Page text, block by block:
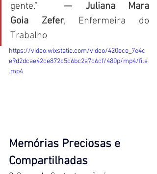
gente.” — Juliana Mara
Goia Zefer, Enfermeira do
Trabalho
https://video.wixstatic.com/video/420ece_7e4c
e9d2dcae42ce872c5c6bc2a7c6cf/480p/mp4/file
.mp4
Memórias Preciosas e
Compartilhadas